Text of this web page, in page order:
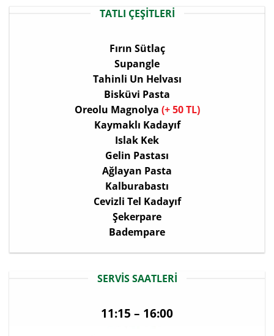
TATLI ÇEŞİTLERİ
Fırın Sütlaç
Supangle
Tahinli Un Helvası
Bisküvi Pasta
Oreolu Magnolya (+ 50 TL)
Kaymaklı Kadayıf
Islak Kek
Gelin Pastası
Ağlayan Pasta
Kalburabastı
Cevizli Tel Kadayıf
Şekerpare
Badempare
SERVIS SAATLERI
11:15 – 16:00